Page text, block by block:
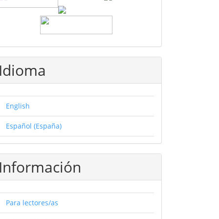
Idioma
English
Español (España)
Información
Para lectores/as